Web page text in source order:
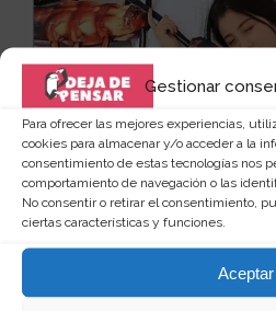
Gestionar
Para ofrecer las mejores experiencias,
cookies para almacenar y/o acceder a la
consentimiento de estas tecnologías nos
comportamiento de navegación o las
No consentir o retirar el consentimiento,
ciertas características y funciones.
Aceptar